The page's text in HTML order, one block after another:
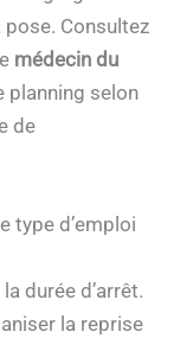
Consultez
médecin du
planning selon
de
type d’emploi
durée d’arrêt.
la reprise